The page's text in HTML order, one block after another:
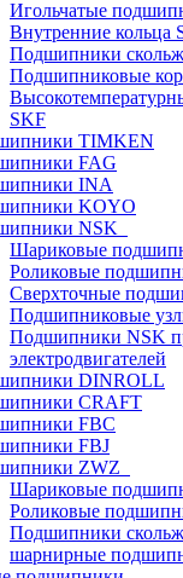
Игольчатые
Внутренние кольца
Подшипники
Подшипниковые
SKF
TIMKEN
FAG
INA
KOYO
NSK
Шариковые
Роликовые
Сверхточные
Подшипниковые
Подшипники NSK
электродвигателей
DINROLL
CRAFT
FBC
FBJ
ZWZ
Шариковые
Роликовые
Подшипники
шарнирные